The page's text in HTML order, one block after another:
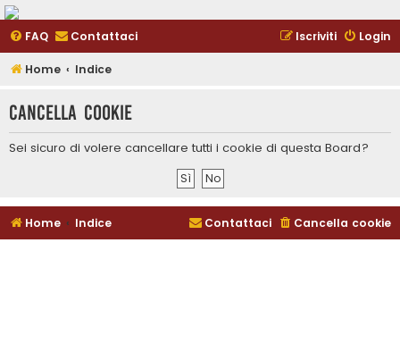
FAQ Contattaci Login
Iscriviti
Home Indice
Cancella cookie
Sei sicuro di volere cancellare tutti i cookie di questa Board?
Home Indice Cancella cookie
Contattaci